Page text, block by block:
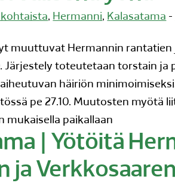
, Hermanni, Kalasatama -
muuttuvat Hermannin rantatien
Järjestely toteutetaan torstain ja
aiheutuvan häiriön
pe 27.10. Muutosten myötä
mukaisella paikallaan
| Yötöitä
ja